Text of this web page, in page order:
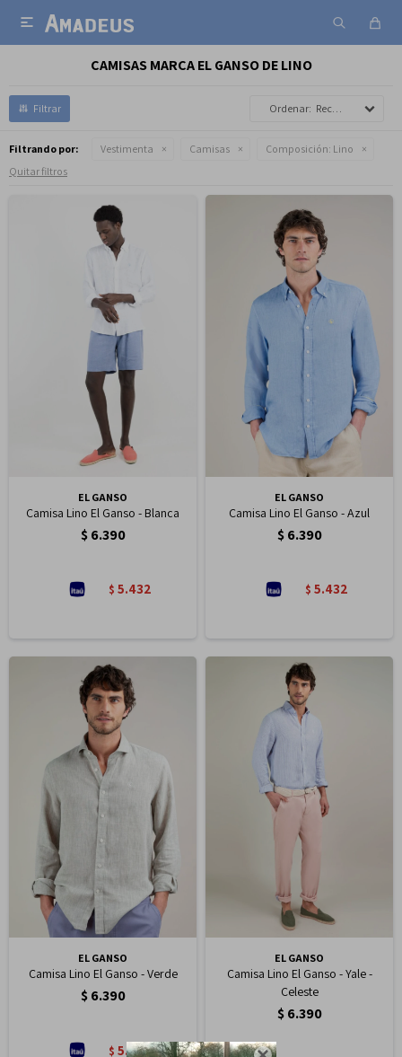

CAMISAS MARCA EL GANSO DE LINO
Recomendados
Filtrando por: Vestimenta Camisas Composición: Lino
Quitar filtros
EL GANSO
Camisa Lino El Ganso - Blanca
$ 6.390
$ 5.432
EL GANSO
Camisa Lino El Ganso - Azul
$ 6.390
$ 5.432
EL GANSO
Camisa Lino El Ganso - Verde
$ 6.390
$ 5.432
EL GANSO
Camisa Lino El Ganso - Yale -
Celeste
$ 6.390